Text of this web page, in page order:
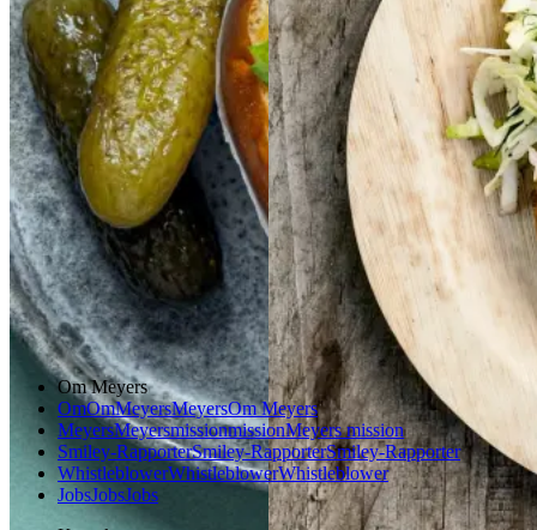
Frokost
Gem opskrift
Aftensmad
Forårsmad
Sommermad
Dansk mad
Om Meyers
OmOmMeyersMeyersOm Meyers
MeyersMeyersmissionmissionMeyers mission
Smiley-RapporterSmiley-RapporterSmiley-Rapporter
WhistleblowerWhistleblowerWhistleblower
JobsJobsJobs